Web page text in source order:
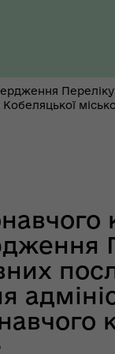
у
Переліку
Кобеляцької